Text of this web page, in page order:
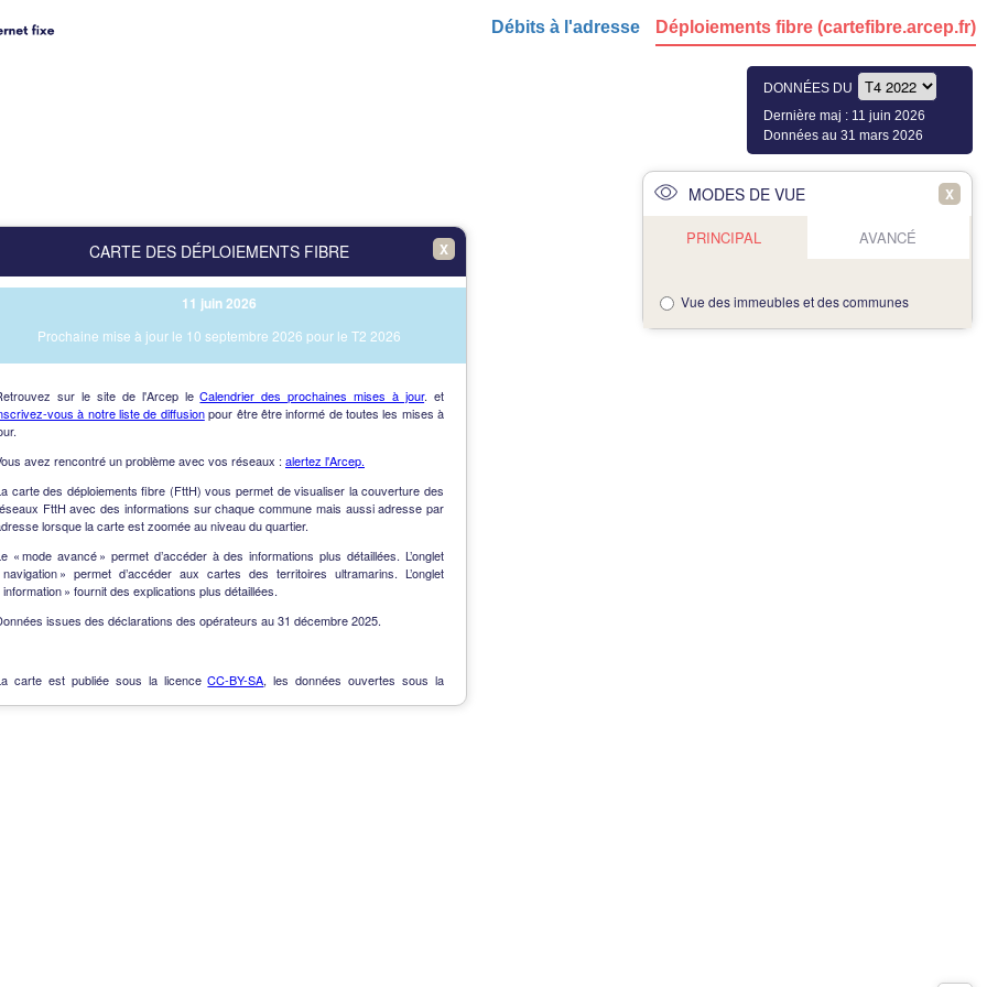
Débits à l'adresse Déploiements fibre (cartefibre.arcep.fr)
DONNÉES DU
Dernière maj : 11 juin 2026
Données au 31 mars 2026
MODES DE VUE X
PRINCIPAL AVANCÉ
Vue des immeubles et des communes
X
CARTE DES DÉPLOIEMENTS FIBRE
11 juin 2026
Prochaine mise à jour le 10 septembre 2026 pour le T2 2026
sur le site de l'Arcep leCalendrier des prochaines mises à jour. et
vous à notre liste de diffusionpour être être informé de toutes les mises à
avez rencontré un problème avec vos réseaux : alertez l'Arcep.
carte des déploiements fibre (FttH) vous permet de visualiser la couverture des
FttH avec des informations sur chaque commune mais aussi adresse par
lorsque la carte est zoomée au niveau du quartier.
« mode avancé » permet d’accéder à des informations plus détaillées. L’onglet
navigation » permet d’accéder aux cartes des territoires ultramarins. L’onglet
information » fournit des explications plus détaillées.
issues des déclarations des opérateurs au 31 décembre 2025.
carte est publiée sous la licenceCC-BY-SA, les données ouvertes sous la